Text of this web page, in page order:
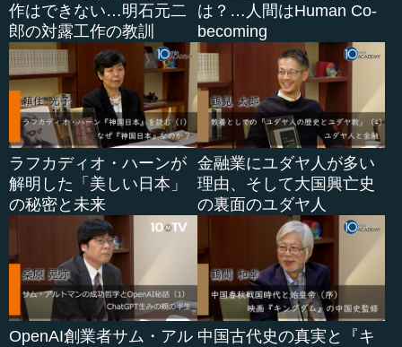
作はできない…明石元二
郎の対露工作の教訓
は？…人間はHuman Co-
becoming
ラフカディオ・ハーンが
解明した「美しい日本」
の秘密と未来
金融業にユダヤ人が多い
理由、そして大国興亡史
の裏面のユダヤ人
OpenAI創業者サム・アル 中国古代史の真実と『キ